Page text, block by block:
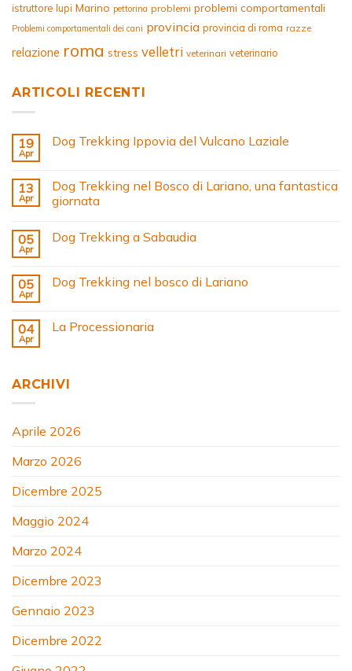
istruttore lupi Marino pettorina problemi problemi comportamentali
Problemi comportamentali dei cani provincia provincia di roma razze
relazione roma stress velletri veterinari veterinario
ARTICOLI RECENTI
19
Apr
Dog Trekking Ippovia del Vulcano Laziale
13
Apr
Dog Trekking nel Bosco di Lariano, una fantastica
giornata
05
Apr
Dog Trekking a Sabaudia
05
Apr
Dog Trekking nel bosco di Lariano
04
Apr
La Processionaria
ARCHIVI
Aprile 2026
Marzo 2026
Dicembre 2025
Maggio 2024
Marzo 2024
Dicembre 2023
Gennaio 2023
Dicembre 2022